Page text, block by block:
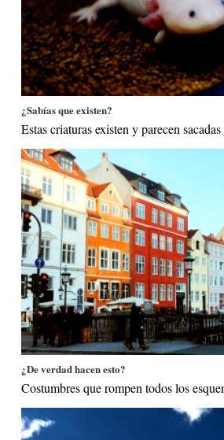
¿Sabías que existen?
Estas criaturas existen y parecen
¿De verdad hacen esto?
Costumbres que rompen todos los